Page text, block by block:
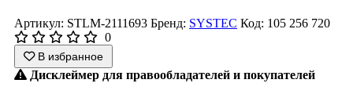
Артикул: STLM-2111693 Бренд: SYSTEC Код: 105 256 720
0
В избранное
Дисклеймер для правообладателей и покупателей